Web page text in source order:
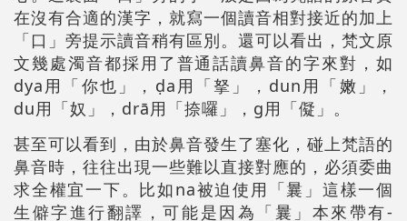
在沒有合適的漢字，就寫一個讀音相對接近的加上
「口」旁提示讀音稍有區別。還可以看出，梵文原
文幾處濁音都採用了普通話讀鼻音的字來對，如
dya用「你也」，ḍa用「拏」，dun用「嫩」，
du用「奴」，drā用「捺囉」，g用「儗」。
甚至可以看到，由於鼻音發生了塞化，碰上梵語的
鼻音時，往往出現一些難以直接對應的，必須委曲
求全權宜一下。比如na被迫使用「曩」這樣一個
生僻字進行翻譯，可能是因為「曩」本來帶有-